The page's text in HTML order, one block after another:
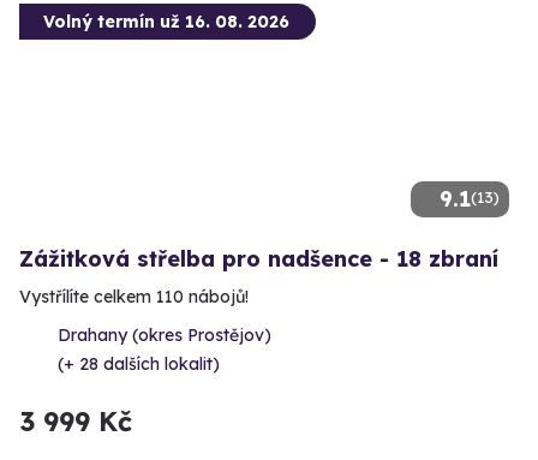
9.1(13)
Volný termín už 16. 08. 2026
Zážitková střelba pro nadšence - 18 zbraní
Vystřílíte celkem 110 nábojů!
Drahany (okres Prostějov)
(+ 28 dalších lokalit)
3 999 Kč